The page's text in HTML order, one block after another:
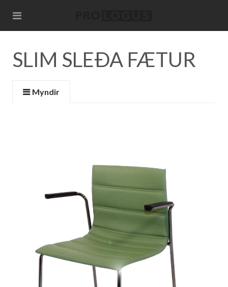
SLIM SLEÐA FÆTUR
Myndir